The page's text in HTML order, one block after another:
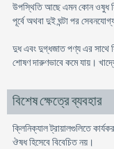
উপস্থিতি আছে এমন কোন ওষুধ
পূর্বে অথবা দুই ঘন্টা পর
দুধ এবং দুগ্ধজাত পণ্য এর
শোষণ দারুণভাবে কমে যায়।
বিশেষ ক্ষেত্রে ব্যবহার
ক্লিনিক্যাল ট্রায়ালগুলিতে
ঔষধ হিসেবে বিবেচিত নয়।